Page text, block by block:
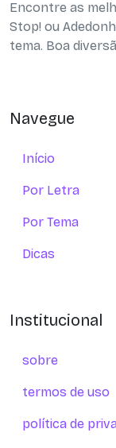
Encontre as
Stop! ou
tema. Boa
Navegue
Início
Por Letra
Por Tema
Dicas
Institucional
sobre
termos de uso
política de